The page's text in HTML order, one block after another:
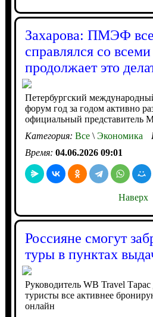
Захарова: ПМЭФ
справлялся со
продолжает это
Петербургский
форум год за годом активно
официальный
Категория: Все\Экономика
Время: 04.06.2026 09:01
Наверх
Россияне смогут
туры в пунктах
Руководитель WB Travel
туристы все активнее
онлайн